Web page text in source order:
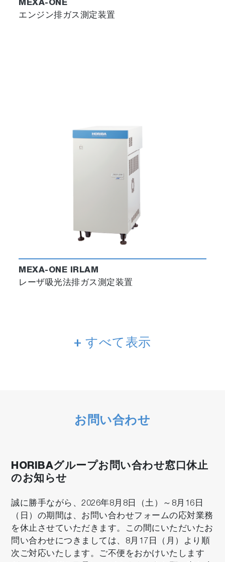
MEXA-ONE
エンジン排ガス測定装置
MEXA-ONE IRLAM
レーザ吸光法排ガス測定装置
+ すべて表示
お問い合わせ
HORIBAグループお問い合わせ窓口休止
のお知らせ
誠に勝手ながら、2026年8月8日（土）～8月16日
（日）の期間は、お問い合わせフォームの応対業務
を休止させていただきます。この間にいただいたお
問い合わせにつきましては、8月17日（月）より順
次ご対応いたします。ご不便をおかけいたします